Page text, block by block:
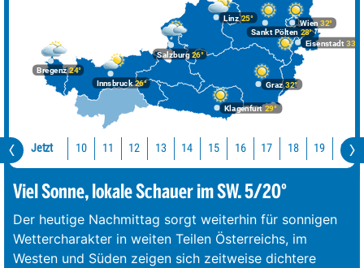
Bregenz24°
Graz32°
Innsbruck26°
Klagenfurt 29°
Linz25°
Salzburg26°
Wien 32°
Eisenstadt 33°
Sankt Pölten 28°
Jetzt 10 11 12 13 14 15 16 17 18 19 20
Viel Sonne, lokale Schauer im SW. 5/20°
Der heutige Nachmittag sorgt weiterhin für sonnigen
Wettercharakter in weiten Teilen Österreichs, im
Westen und Süden zeigen sich zeitweise dichtere